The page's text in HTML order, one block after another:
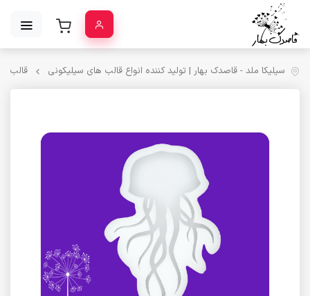
سیلیکا ملد - قاصدک بهار | تولید کننده انواع قالب‌ های سیلیکونی قالب